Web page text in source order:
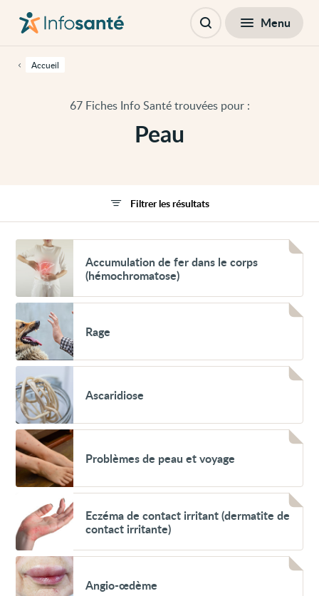
contenu
cette
Peau
67 Fiches Info Santé trouvées pour :
Accueil
principale
Ouvrir Menu
Voir
Accumulation
de
le
(hémochromatose)
Accumulation de fer dans le corps
(hémochromatose)
Voir
Rage
Rage
Voir
Ascaridiose
Ascaridiose
Voir
Problèmes
de
peau
et
Problèmes de peau et voyage
Eczéma
de
contact
irritant
(dermatite
de
contact
irritante)
Eczéma de contact irritant (dermatite de
contact irritante)
Voir
Angio-
œdème
Angio-œdème
Filtrer les résultats
Filtres Fermer